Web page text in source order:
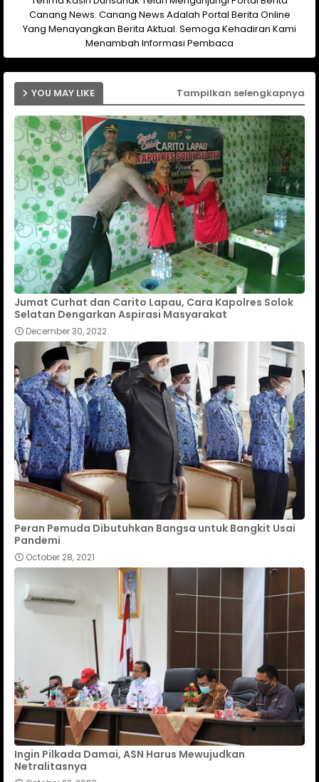
Canang News. Canang News Adalah Portal Berita Online
Yang Menayangkan Berita Aktual. Semoga Kehadiran Kami
Menambah Informasi Pembaca
YOU MAY LIKE Tampilkan selengkapnya
Jumat Curhat dan Carito Lapau, Cara Kapolres Solok
Selatan Dengarkan Aspirasi Masyarakat
December 30, 2022
Peran Pemuda Dibutuhkan Bangsa untuk Bangkit Usai
Pandemi
October 28, 2021
Ingin Pilkada Damai, ASN Harus Mewujudkan
Netralitasnya